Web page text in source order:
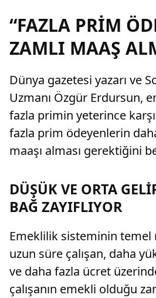
“FAZLA PRİM
ZAMLI MAAŞ
Dünya gazetesi yazarı ve
Uzmanı Özgür Erdursun,
fazla primin yeterince
fazla prim ödeyenlerin
maaşı alması gerektiğini
DÜŞÜK VE ORTA
BAĞ ZAYIFLIYOR
Emeklilik sisteminin temel
uzun süre çalışan, daha
ve daha fazla ücret
çalışanın emekli olduğu